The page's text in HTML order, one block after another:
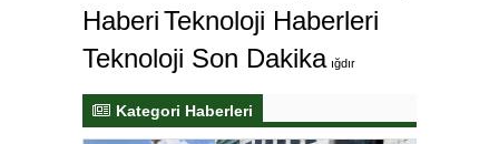
HaberiTeknoloji Haberleri
Teknoloji Son Dakika ığdır
Kategori Haberleri